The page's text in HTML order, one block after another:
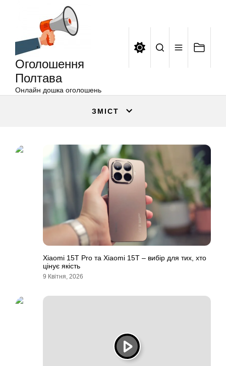
Оголошення
Полтава
Онлайн дошка оголошень
ЗМІСТ
Xiaomi 15T Pro та Xiaomi 15T – вибір для тих, хто
цінує якість
9 Квітня, 2026